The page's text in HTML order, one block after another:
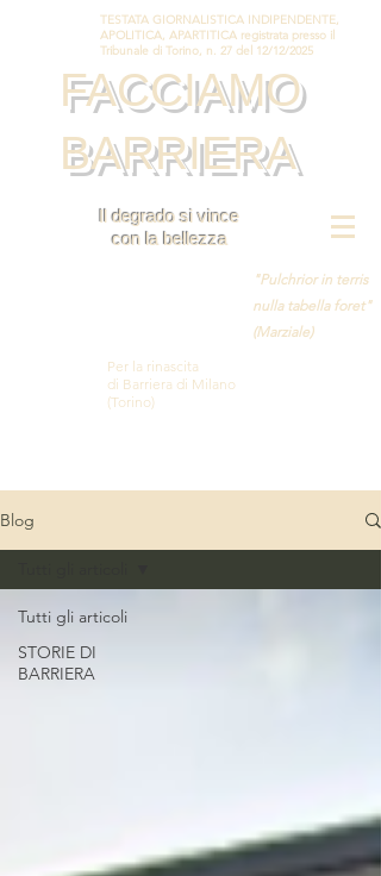
TESTATA GIORNALISTICA INDIPENDENTE,
APOLITICA, APARTITICA registrata presso il
Tribunale di Torino, n. 27 del 12/12/2025
FACCIAMO
BARRIERA
Il degrado si vince
con la bellezza
"Pulchrior in terris
nulla tabella foret"
(Marziale)
Per la rinascita
di Barriera di Milano
(Torino)
Blog
Tutti gli articoli
STORIE DI
BARRIERA